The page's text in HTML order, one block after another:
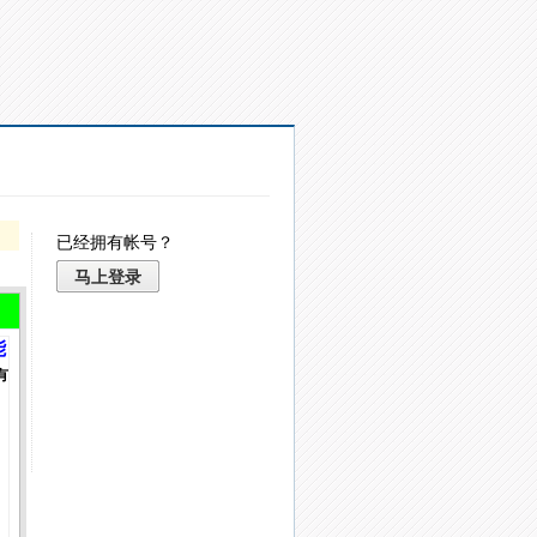
已经拥有帐号？
马上登录